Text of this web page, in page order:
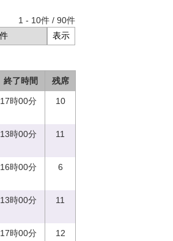
1 - 10件 / 90件
終了時間 残席
17時00分 10
13時00分 11
16時00分 6
13時00分 11
17時00分 12